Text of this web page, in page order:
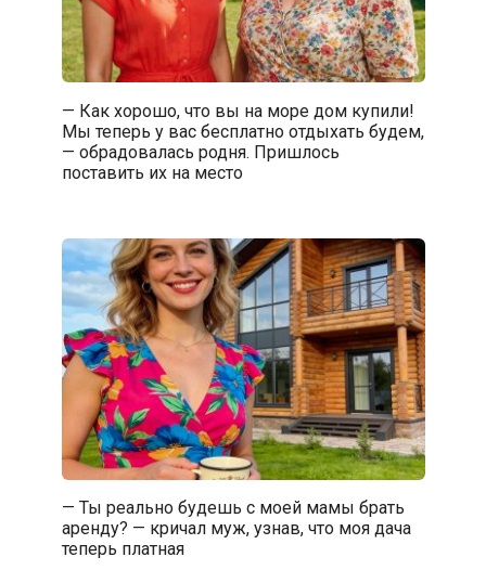
— Как хорошо, что вы на море дом купили!
Мы теперь у вас бесплатно отдыхать будем,
— обрадовалась родня. Пришлось
поставить их на место
— Ты реально будешь с моей мамы брать
аренду? — кричал муж, узнав, что моя дача
теперь платная